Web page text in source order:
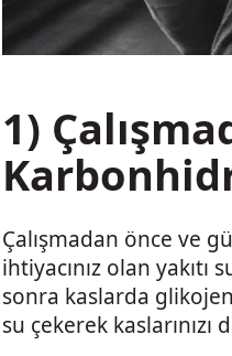
1)
Çalışmadan önce ve
ihtiyacınız olan
sonra kaslarda
su çekerek